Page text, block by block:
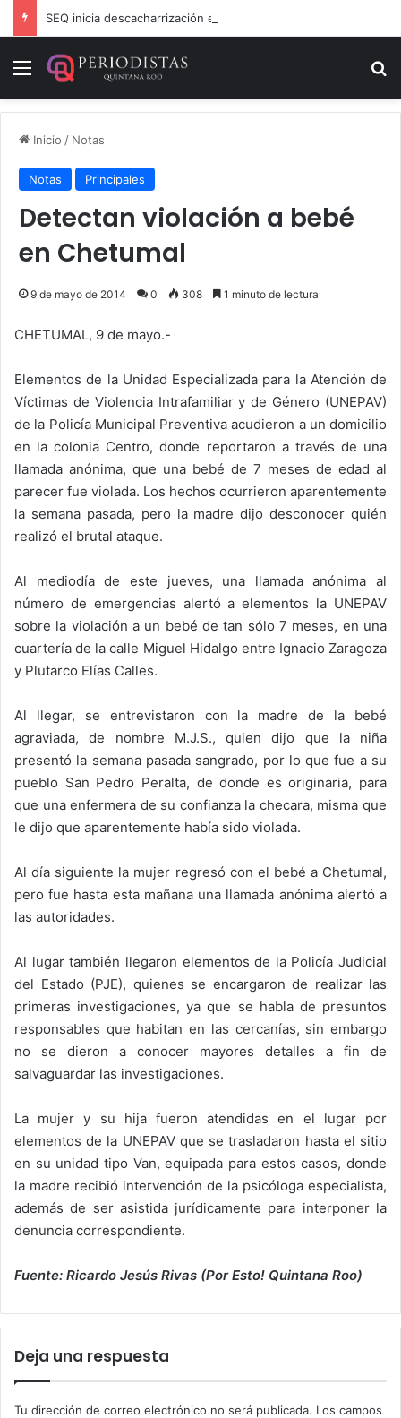
Menú
Inicio / Notas
Notas Principales
Detectan violación a bebé
en Chetumal
9 de mayo de 2014 0 308 1 minuto de lectura
CHETUMAL, 9 de mayo.-
Elementos de la Unidad Especializada para la Atención de
Víctimas de Violencia Intrafamiliar y de Género (UNEPAV)
de la Policía Municipal Preventiva acudieron a un domicilio
en la colonia Centro, donde reportaron a través de una
llamada anónima, que una bebé de 7 meses de edad al
parecer fue violada. Los hechos ocurrieron aparentemente
la semana pasada, pero la madre dijo desconocer quién
realizó el brutal ataque.
Al mediodía de este jueves, una llamada anónima al
número de emergencias alertó a elementos la UNEPAV
sobre la violación a un bebé de tan sólo 7 meses, en una
cuartería de la calle Miguel Hidalgo entre Ignacio Zaragoza
y Plutarco Elías Calles.
Al llegar, se entrevistaron con la madre de la bebé
agraviada, de nombre M.J.S., quien dijo que la niña
presentó la semana pasada sangrado, por lo que fue a su
pueblo San Pedro Peralta, de donde es originaria, para
que una enfermera de su confianza la checara, misma que
le dijo que aparentemente había sido violada.
Al día siguiente la mujer regresó con el bebé a Chetumal,
pero fue hasta esta mañana una llamada anónima alertó a
las autoridades.
Al lugar también llegaron elementos de la Policía Judicial
del Estado (PJE), quienes se encargaron de realizar las
primeras investigaciones, ya que se habla de presuntos
responsables que habitan en las cercanías, sin embargo
no se dieron a conocer mayores detalles a fin de
salvaguardar las investigaciones.
La mujer y su hija fueron atendidas en el lugar por
elementos de la UNEPAV que se trasladaron hasta el sitio
en su unidad tipo Van, equipada para estos casos, donde
la madre recibió intervención de la psicóloga especialista,
además de ser asistida jurídicamente para interponer la
denuncia correspondiente.
Fuente: Ricardo Jesús Rivas (Por Esto! Quintana Roo)
Deja una respuesta
Tu dirección de correo electrónico no será publicada. Los campos